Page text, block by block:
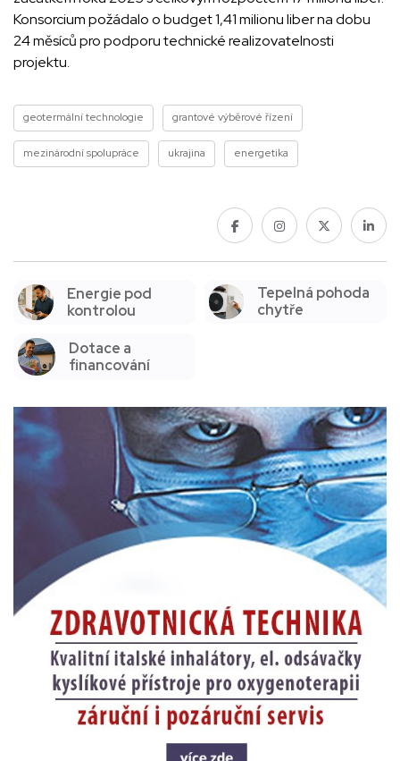
Konsorcium požádalo o budget 1,41 milionu liber na dobu
24 měsíců pro podporu technické realizovatelnosti
projektu.
geotermální technologie grantové výběrové řízení
mezinárodní spolupráce ukrajina energetika
Energie pod
kontrolou
Tepelná pohoda
chytře
Dotace a
financování